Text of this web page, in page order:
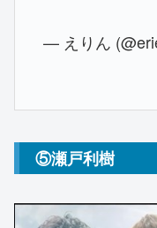
— えりん
⑤瀬戸利樹